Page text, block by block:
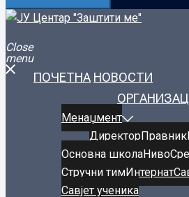
Close
menu
ПОЧЕТНА НОВОСТИ
Менаџмент
ДиректорПравник
Oсновнa школaНиво
Стручни тимИнтернат
Савјет ученика